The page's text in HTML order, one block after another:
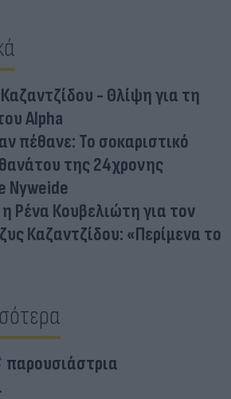
- Θλίψη για τη
Alpha
πέθανε: Το σοκαριστικό
της 24χρονης
Nyweide
η Ρένα Κουβελιώτη για τον
Καζαντζίδου: «Περίμενα το
παρουσιάστρια